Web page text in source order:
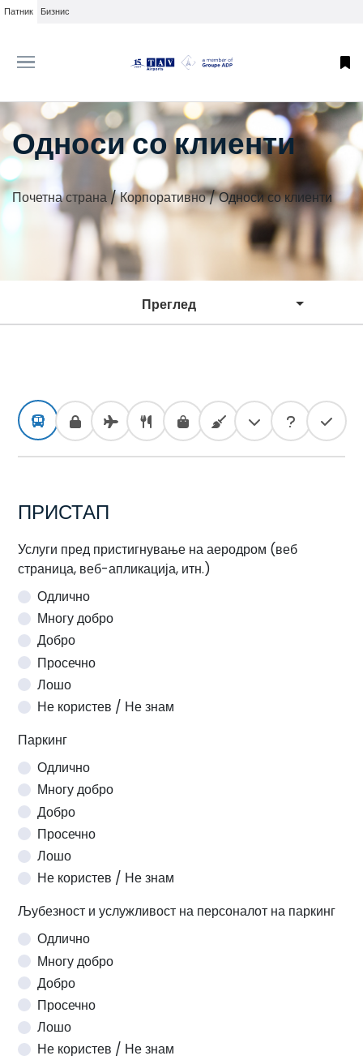
Патник Бизнис
Односи со клиенти
Почетна страна /Корпоративно/Односи со клиенти
Преглед
ПРИСТАП
Услуги пред пристигнување на аеродром (веб
страница, веб-апликација, итн.)
Одлично
Многу добро
Добро
Просечно
Лошо
Не користев / Не знам
Паркинг
Одлично
Многу добро
Добро
Просечно
Лошо
Не користев / Не знам
Љубезност и услужливост на персоналот на паркинг
Одлично
Многу добро
Добро
Просечно
Лошо
Не користев / Не знам